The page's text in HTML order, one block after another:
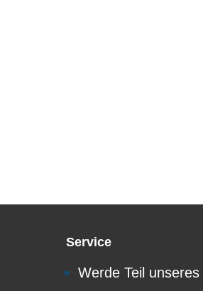
Service
Werde Teil unseres